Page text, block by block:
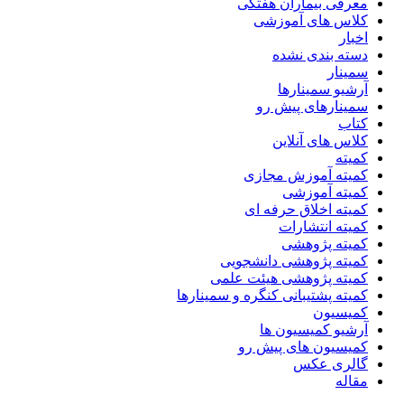
معرفی بیماران هفتگی
کلاس های آموزشی
اخبار
دسته بندی نشده
سمینار
آرشیو سمینارها
سمینارهای پیش رو
کتاب
کلاس های آنلاین
کمیته
کمیته آموزش مجازی
کمیته آموزشی
کمیته اخلاق حرفه ای
کمیته انتشارات
کمیته پژوهشی
کمیته پژوهشی دانشجویی
کمیته پژوهشی هیئت علمی
کمیته پشتیبانی کنگره و سمینارها
کمیسیون
آرشیو کمیسیون ها
کمیسیون های پیش رو
گالری عکس
مقاله